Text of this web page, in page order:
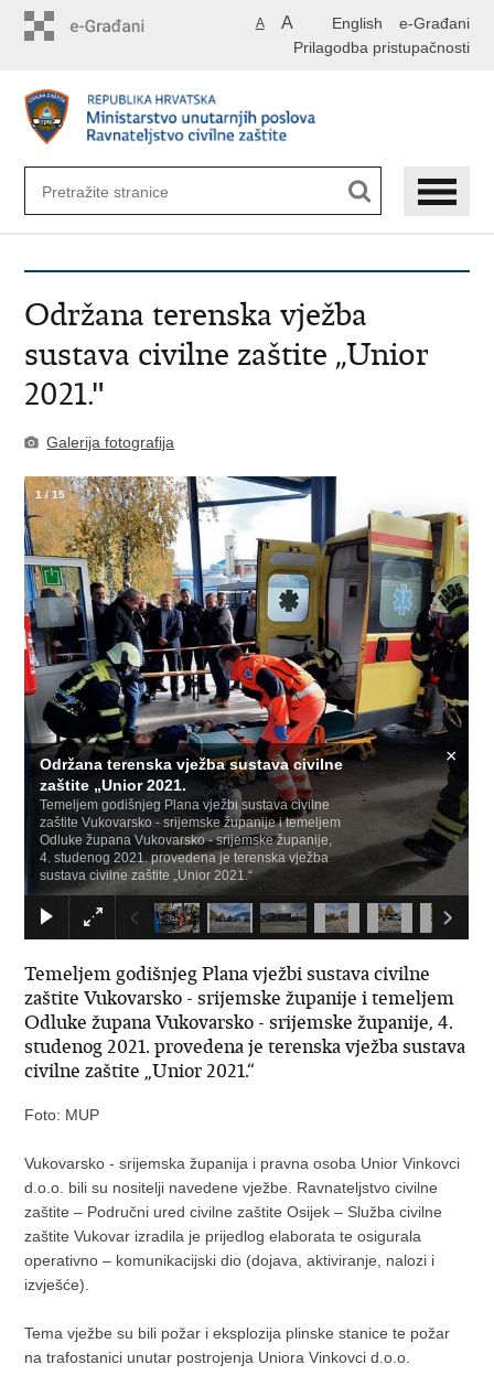
English e-Građani
A A
Prilagodba pristupačnosti
Održana terenska vježba
sustava civilne zaštite „Unior
2021."
Galerija fotografija
Održana terenska vježba sustava civilne
zaštite „Unior 2021.
Temeljem godišnjeg Plana vježbi sustava civilne
zaštite Vukovarsko - srijemske županije i temeljem
Odluke župana Vukovarsko - srijemske županije,
4. studenog 2021. provedena je terenska vježba
sustava civilne zaštite „Unior 2021.“
×
1/15
Temeljem godišnjeg Plana vježbi sustava civilne
zaštite Vukovarsko - srijemske županije i temeljem
Odluke župana Vukovarsko - srijemske županije, 4.
studenog 2021. provedena je terenska vježba sustava
civilne zaštite „Unior 2021.“
Foto: MUP
Vukovarsko - srijemska županija i pravna osoba Unior Vinkovci
d.o.o. bili su nositelji navedene vježbe. Ravnateljstvo civilne
zaštite – Područni ured civilne zaštite Osijek – Služba civilne
zaštite Vukovar izradila je prijedlog elaborata te osigurala
operativno – komunikacijski dio (dojava, aktiviranje, nalozi i
izvješće).
Tema vježbe su bili požar i eksplozija plinske stanice te požar
na trafostanici unutar postrojenja Uniora Vinkovci d.o.o.